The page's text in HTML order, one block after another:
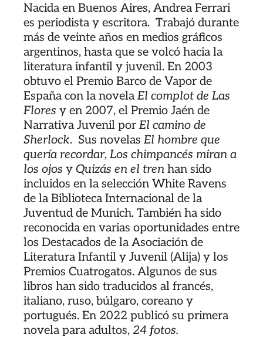
Nacida en Buenos Aires, Andrea Ferrari
es periodista y escritora. Trabajó durante
más de veinte años en medios gráficos
argentinos, hasta que se volcó hacia la
literatura infantil y juvenil. En 2003
obtuvo el Premio Barco de Vapor de
España con la novelaEl complot de Las
Flores y en 2007, el Premio Jaén de
Narrativa Juvenil por El camino de
Sherlock. Sus novelas El hombre que
quería recordar, Los chimpancés miran a
los ojos y Quizás en el tren han sido
incluidos en la selección White Ravens
de la Biblioteca Internacional de la
Juventud de Munich. También ha sido
reconocida en varias oportunidades entre
los Destacados de la Asociación de
Literatura Infantil y Juvenil (Alija) y los
Premios Cuatrogatos. Algunos de sus
libros han sido traducidos al francés,
italiano, ruso, búlgaro, coreano y
portugués. En 2022 publicó su primera
novela para adultos, 24 fotos.